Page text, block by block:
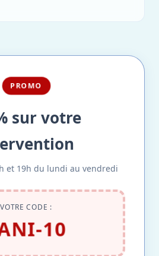
PROMO
sur votre
et 19h du lundi au vendredi
VOTRE CODE :
10